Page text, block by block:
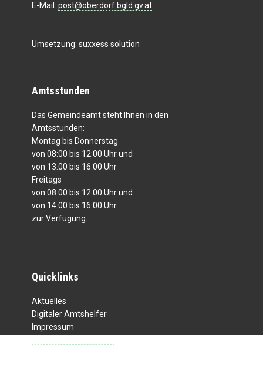
E-Mail: post@oberdorf.bgld.gv.at
Umsetzung: suxxess solution
Amtsstunden
Das Gemeindeamt steht Ihnen in den
Amtsstunden:
Montag bis Donnerstag
von 08:00 bis 12:00 Uhr und
von 13:00 bis 16:00 Uhr
Freitags
von 08:00 bis 12:00 Uhr und
von 14:00 bis 16:00 Uhr
zur Verfügung.
Quicklinks
Aktuelles
Digitaler Amtshelfer
Impressum